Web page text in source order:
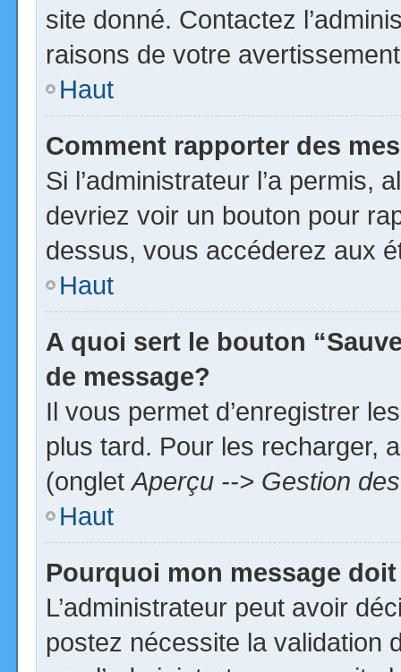
site donné. Contactez
raisons de votre
Haut
Comment rapporter des
Si l’administrateur l’a permis,
devriez voir un bouton pour
dessus, vous accéderez aux
Haut
A quoi sert le bouton
de message?
Il vous permet d’enregistrer
plus tard. Pour les recharger,
(ongletAperçu --> Gestion
Haut
Pourquoi mon message
L’administrateur peut avoir
postez nécessite la validation